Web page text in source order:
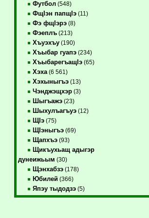
Футбол(548)
ФщIэн папщIэ(11)
Фэ фщIэрэ(8)
Фэеплъ(213)
Хъуэхъу(190)
Хъыбар гуапэ(234)
ХъыбарегъащIэ(65)
Хэха(6 561)
Хэхыныгъэ(13)
Чэнджэщхэр(3)
Шыгъажэ(23)
Шыхулъагъуэ(12)
ЩIэ(75)
ЩIэныгъэ(69)
Щапхъэ(93)
Щикъухьащ адыгэр
дунеижьым (30)
Щэнхабзэ(178)
Юбилей(366)
Япэу тыдодзэ(5)